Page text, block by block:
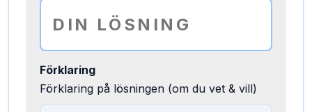
Förklaring
Förklaring på lösningen (om du vet & vill)